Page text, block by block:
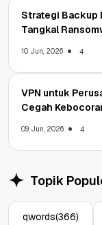
Strategi Backup
Tangkal
10 Jun, 2026 4
VPN untuk
Cegah
09 Jun, 2026 4
Topik
qwords(366)